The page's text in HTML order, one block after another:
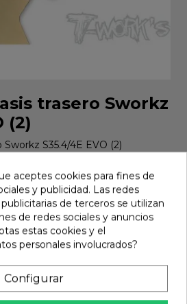
trasero Sworkz
(2)
S35.4/4E EVO (2)
Añadir
aceptes cookies para fines de
y publicidad. Las redes
de terceros se utilizan
de redes sociales y anuncios
estas cookies y el
personales involucrados?
Configurar